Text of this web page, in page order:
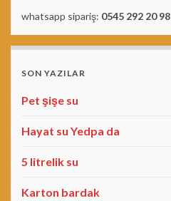
whatsapp sipariş: 0545 292 20 98
SON YAZILAR
Pet şişe su
Hayat su Yedpa da
5 litrelik su
Karton bardak